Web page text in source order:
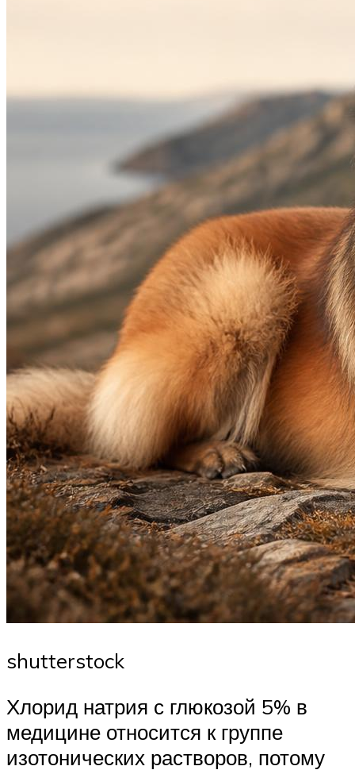
shutterstock
Хлорид натрия с глюкозой 5% в
медицине относится к группе
изотонических растворов, потому